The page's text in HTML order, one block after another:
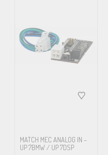
MATCH MEC ANALOG IN –
UP 7BMW / UP 7DSP